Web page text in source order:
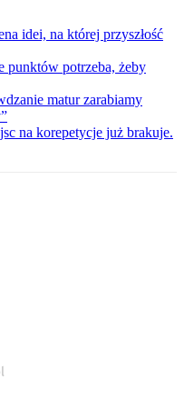
idei, na której przyszłość
punktów potrzeba, żeby
matur zarabiamy
na korepetycje już brakuje.